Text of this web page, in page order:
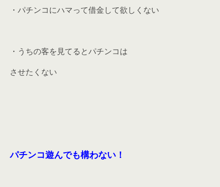
・パチンコにハマって借金して欲しくない
・うちの客を見てるとパチンコは
させたくない
パチンコ遊んでも構わない！